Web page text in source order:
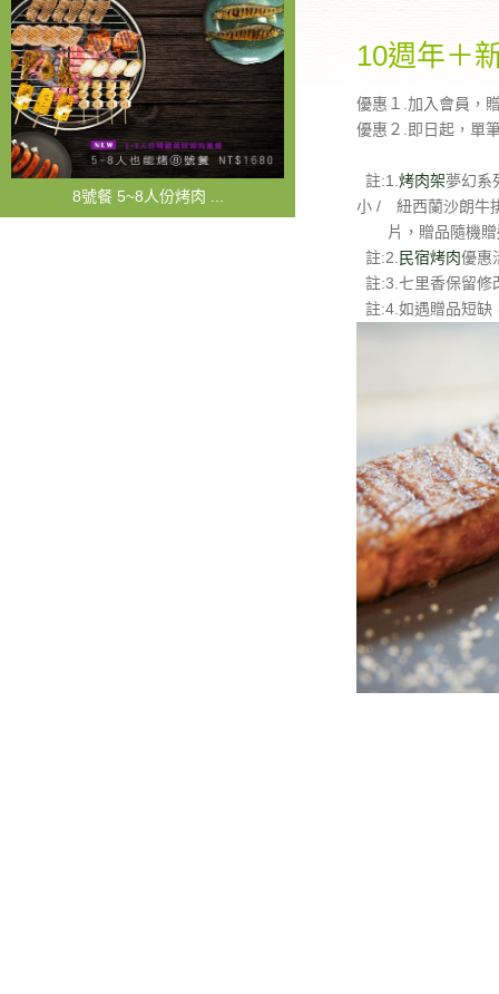
8號餐 5~8人份烤肉 ...
10週年＋
優惠１.加入會員，
優惠２.即日起，單
註:1. 烤肉架夢幻系
小 / 紐西蘭沙朗牛
片，贈品隨機贈
註:2. 民宿烤肉優惠
註:3.七里香保留修
註:4.如遇贈品短缺